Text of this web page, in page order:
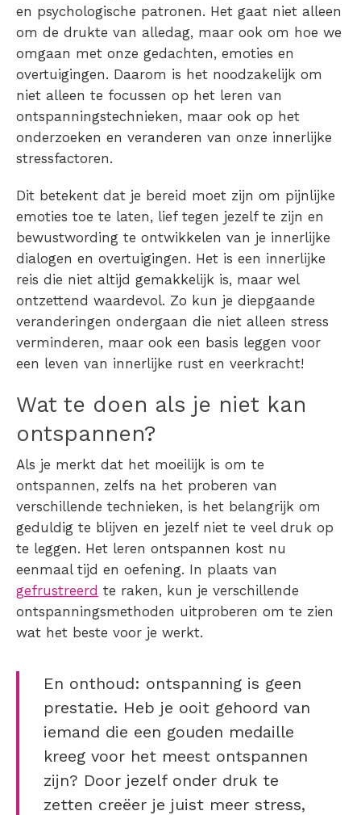
en psychologische patronen. Het gaat niet alleen
om de drukte van alledag, maar ook om hoe we
omgaan met onze gedachten, emoties en
overtuigingen. Daarom is het noodzakelijk om
niet alleen te focussen op het leren van
ontspanningstechnieken, maar ook op het
onderzoeken en veranderen van onze innerlijke
stressfactoren.
Dit betekent dat je bereid moet zijn om pijnlijke
emoties toe te laten, lief tegen jezelf te zijn en
bewustwording te ontwikkelen van je innerlijke
dialogen en overtuigingen. Het is een innerlijke
reis die niet altijd gemakkelijk is, maar wel
ontzettend waardevol. Zo kun je diepgaande
veranderingen ondergaan die niet alleen stress
verminderen, maar ook een basis leggen voor
een leven van innerlijke rust en veerkracht!
Wat te doen als je niet kan
ontspannen?
Als je merkt dat het moeilijk is om te
ontspannen, zelfs na het proberen van
verschillende technieken, is het belangrijk om
geduldig te blijven en jezelf niet te veel druk op
te leggen. Het leren ontspannen kost nu
eenmaal tijd en oefening. In plaats van
gefrustreerd te raken, kun je verschillende
ontspanningsmethoden uitproberen om te zien
wat het beste voor je werkt.
En onthoud: ontspanning is geen
prestatie. Heb je ooit gehoord van
iemand die een gouden medaille
kreeg voor het meest ontspannen
zijn? Door jezelf onder druk te
zetten creëer je juist meer stress,